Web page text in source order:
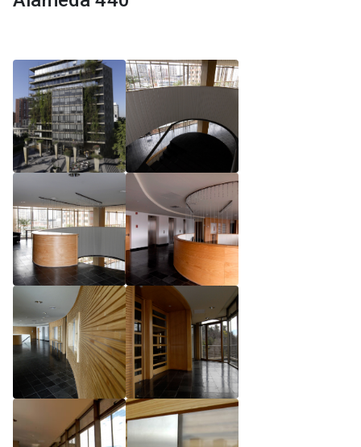
Reglamento de Magíster, Pontificia Universidad
Universidad Católica de Chile
Reglamento de Magíster, Pontificia Universidad
Católica de Chile LLM UC 2025
Reglamento de Seminarios de Graduación
Programa de Magíster en Derecho, LLM 2025